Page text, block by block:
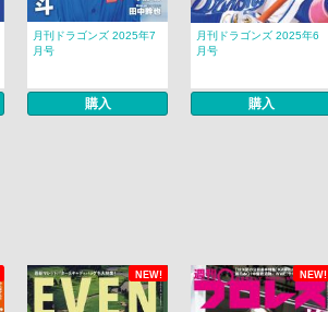
月刊ドラゴンズ 2025年7
月号
購入
月刊ドラゴンズ 2025年6
月号
購入
NEW! NEW!